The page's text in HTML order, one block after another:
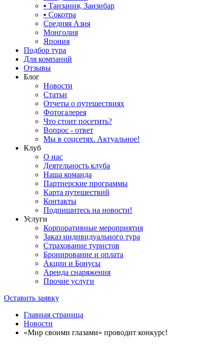
▪ Танзания, Занзибар
▪ Сокотра
Средняя Азия
Монголия
Япония
Подбор тура
Для компаний
Отзывы
Блог
Новости
Статьи
Отчеты о путешествиях
Фотогалерея
Что стоит посетить?
Вопрос - ответ
Мы в соцсетях. Актуальное!
Клуб
О нас
Деятельность клуба
Наша команда
Партнерские программы
Карта путешествий
Контакты
Подпишитесь на новости!
Услуги
Корпоративные мероприятия
Заказ индивидуального тура
Страхование туристов
Бронирование и оплата
Акции и Бонусы
Аренда снаряжения
Прочие услуги
Оставить заявку
Главная страница
Новости
«Мир своими глазами» проводит конкурс!